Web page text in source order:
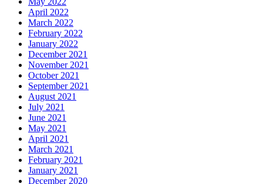
April 2022
March 2022
February 2022
January 2022
December 2021
November 2021
October 2021
September 2021
August 2021
July 2021
June 2021
May 2021
April 2021
March 2021
February 2021
January 2021
December 2020